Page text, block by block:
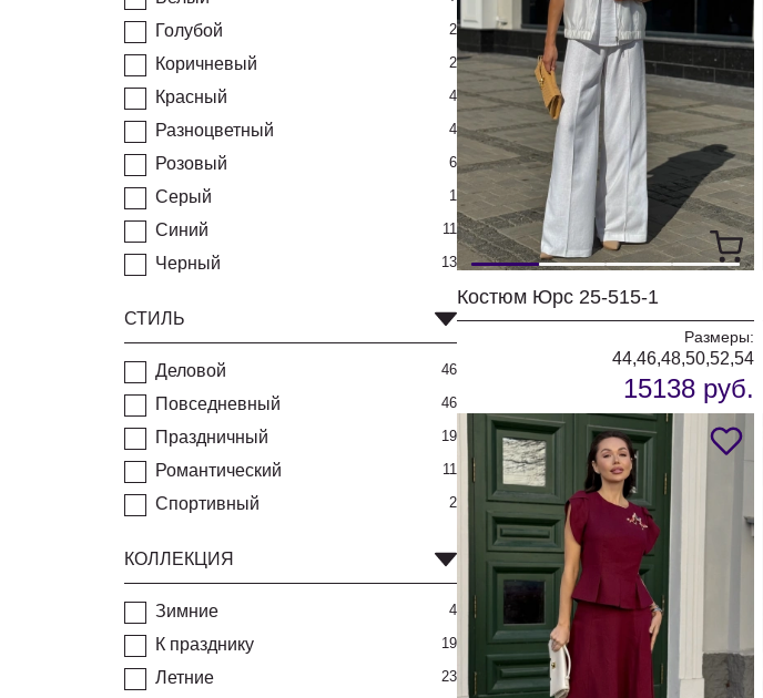
Голубой 2
Коричневый 2
Красный 4
Разноцветный 4
Розовый 6
Серый 1
Синий 11
Черный 13
СТИЛЬ
Деловой 46
Повседневный 46
Праздничный 19
Романтический 11
Спортивный 2
КОЛЛЕКЦИЯ
Зимние 4
К празднику 19
Летние 23
Костюм Юрс 25-515-1
Размеры:
44,46,48,50,52,54
15138 руб.